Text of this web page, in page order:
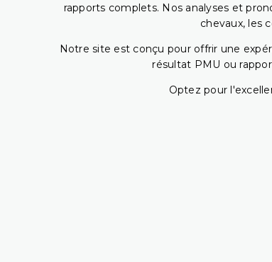
rapports complets. Nos analyses et
chevaux, les
Notre site est conçu pour offrir une
résultat PMU ou
Optez pour